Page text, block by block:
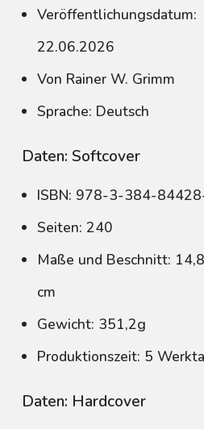
Veröffentlichungsdatum:
22.06.2026
Von Rainer W. Grimm
Sprache: Deutsch
Daten: Softcover
ISBN: 978-3-384-
Seiten: 240
Maße und Beschnitt:
cm
Gewicht: 351,2g
Produktionszeit: 5
Daten: Hardcover